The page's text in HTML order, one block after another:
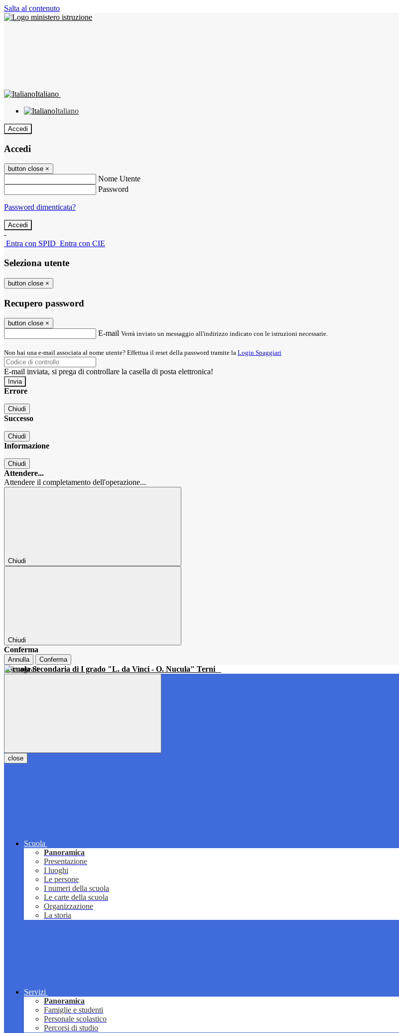
Salta al contenuto
Italiano
Italiano
Accedi
Accedi
button close ×
Nome Utente
Password
Password dimenticata?
-
Entra con SPID Entra con CIE
Seleziona utente
button close ×
Recupero password
button close ×
E-mail Verrà inviato un messaggio all'indirizzo indicato con le istruzioni necessarie.
Non hai una e-mail associata al nome utente? Effettua il reset della password tramite la Login Spaggiari
E-mail inviata, si prega di controllare la casella di posta elettronica!
Errore
Chiudi
Successo
Chiudi
Informazione
Chiudi
Attendere...
Attendere il completamento dell'operazione...
Chiudi
Chiudi
Conferma
Annulla Conferma
Scuola Secondaria di I grado "L. da Vinci - O. Nucula" Terni
close
Scuola
Panoramica
Presentazione
I luoghi
Le persone
I numeri della scuola
Le carte della scuola
Organizzazione
La storia
Servizi
Panoramica
Famiglie e studenti
Personale scolastico
Percorsi di studio